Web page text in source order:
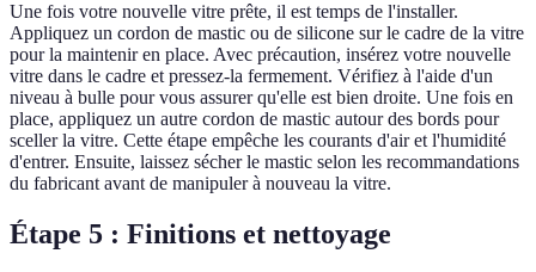
Une fois votre nouvelle vitre prête, il est temps de l'installer.
Appliquez un cordon de mastic ou de silicone sur le cadre de la vitre
pour la maintenir en place. Avec précaution, insérez votre nouvelle
vitre dans le cadre et pressez-la fermement. Vérifiez à l'aide d'un
niveau à bulle pour vous assurer qu'elle est bien droite. Une fois en
place, appliquez un autre cordon de mastic autour des bords pour
sceller la vitre. Cette étape empêche les courants d'air et l'humidité
d'entrer. Ensuite, laissez sécher le mastic selon les recommandations
du fabricant avant de manipuler à nouveau la vitre.
Étape 5 : Finitions et nettoyage